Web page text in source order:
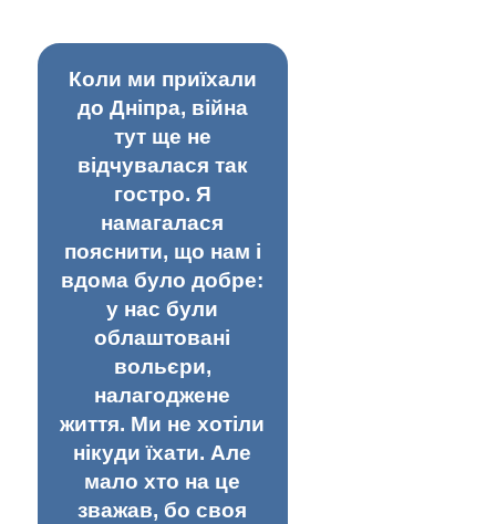
Коли ми приїхали
до Дніпра, війна
тут ще не
відчувалася так
гостро. Я
намагалася
пояснити, що нам і
вдома було добре:
у нас були
облаштовані
вольєри,
налагоджене
життя. Ми не хотіли
нікуди їхати. Але
мало хто на це
зважав, бо своя